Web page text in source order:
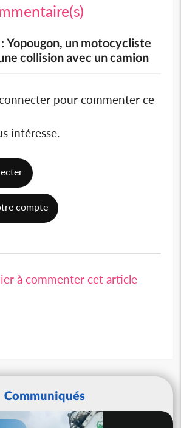
Yopougon, un motocycliste
collision avec un camion
pour commenter ce
intéresse.
compte
à commenter cet article
Communiqués